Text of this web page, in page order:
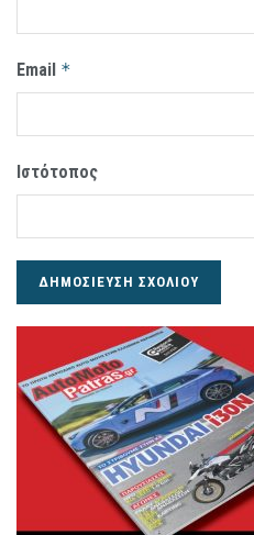
Email *
Ιστότοπος